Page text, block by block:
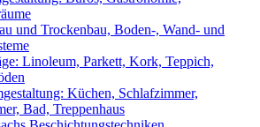
und Trockenbau, Boden-, Wand- und
Linoleum, Parkett, Kork, Teppich,
Küchen, Schlafzimmer,
Bad, Treppenhaus